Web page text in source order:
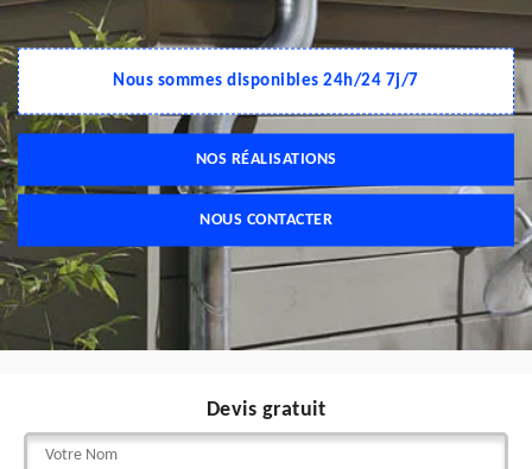
Nous sommes disponibles 24h/24 7j/7
NOS RÉALISATIONS
NOUS CONTACTER
Devis gratuit